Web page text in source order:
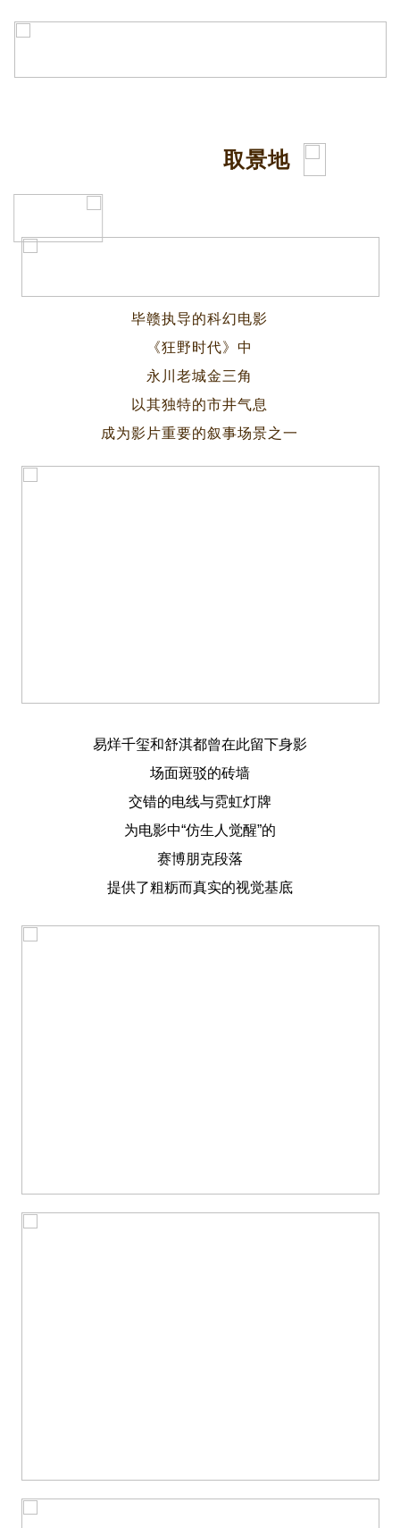
取景地
毕赣执导的科幻电影
《狂野时代》中
永川老城金三角
以其独特的市井气息
成为影片重要的叙事场景之一
易烊千玺和舒淇都曾在此留下身影
场面斑驳的砖墙
交错的电线与霓虹灯牌
为电影中“仿生人觉醒”的
赛博朋克段落
提供了粗粝而真实的视觉基底